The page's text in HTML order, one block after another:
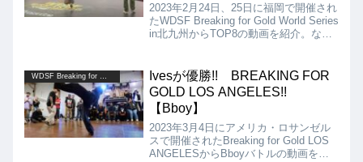
2023年2月24日、25日に福岡で開催され
たWDSF Breaking for Gold World Series
in北九州からTOP8の動画を紹介。なん
Ivesが優勝!! BREAKING FOR
GOLD LOS ANGELES!!
【Bboy】
2023年3月4日にアメリカ・ロサンゼル
スで開催されたBreaking for Gold LOS
ANGELESからBboyバトルの動画を紹